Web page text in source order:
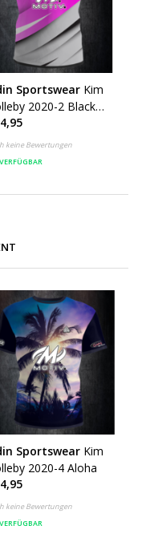
Sportswear Kim
2020-2 Black
Pink
keine Bewertungen
VERFÜGBAR
Sportswear Kim
2020-4 Aloha
keine Bewertungen
VERFÜGBAR